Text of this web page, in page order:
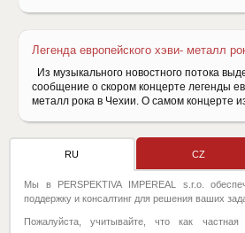
Легенда европейского хэви- металл
Из музыкального новостного потока
сообщение о скором концерте легенды
металл рока в Чехии. О самом концерте
RU CZ
Мы в PERSPEKTIVA IMPEREAL s.r.o.
поддержку и консалтинг для решения ваших
Пожалуйста, учитывайте, что как